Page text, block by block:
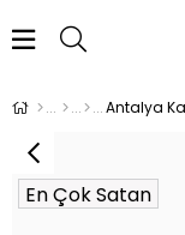
Antalya
En Çok Satan